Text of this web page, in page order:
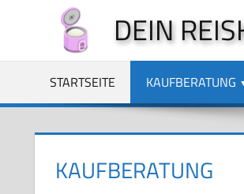
springen
DEIN
STARTSEITE KAUFBERATUNG
KAUFBERATUNG